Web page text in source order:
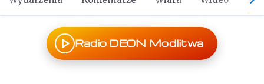
Radio DEON Modlitwa